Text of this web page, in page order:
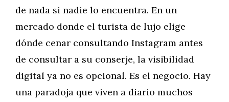
de nada si nadie lo encuentra. En un
mercado donde el turista de lujo elige
dónde cenar consultando Instagram antes
de consultar a su conserje, la visibilidad
digital ya no es opcional. Es el negocio. Hay
una paradoja que viven a diario muchos